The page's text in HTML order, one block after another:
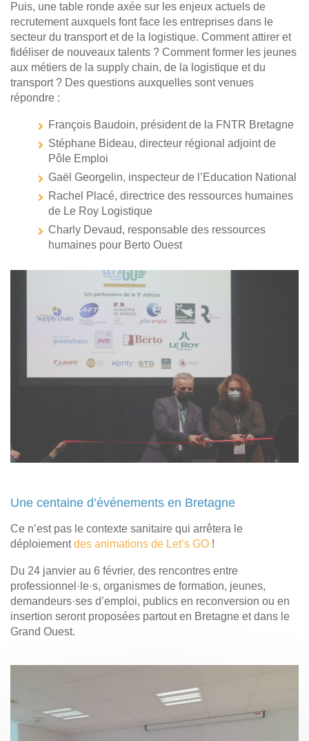
Puis, une table ronde axée sur les enjeux actuels de
recrutement auxquels font face les entreprises dans le
secteur du transport et de la logistique. Comment attirer et
fidéliser de nouveaux talents ? Comment former les jeunes
aux métiers de la supply chain, de la logistique et du
transport ? Des questions auxquelles sont venues
répondre :
François Baudoin, président de la FNTR Bretagne
Stéphane Bideau, directeur régional adjoint de
Pôle Emploi
Gaël Georgelin, inspecteur de l’Education National
Rachel Placé, directrice des ressources humaines
de Le Roy Logistique
Charly Devaud, responsable des ressources
humaines pour Berto Ouest
Une centaine d’événements en Bretagne
Ce n’est pas le contexte sanitaire qui arrêtera le
déploiementdes animations de Let’s GO !
Du 24 janvier au 6 février, des rencontres entre
professionnel·le·s, organismes de formation, jeunes,
demandeurs·ses d’emploi, publics en reconversion ou en
insertion seront proposées partout en Bretagne et dans le
Grand Ouest.